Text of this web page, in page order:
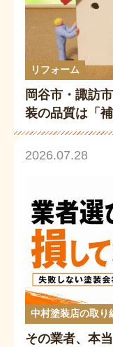
リフォーム
岡谷市・諏訪
装の品質は「
下地補修の重
2026.07.28
中村塗装店の取り
その業者、本